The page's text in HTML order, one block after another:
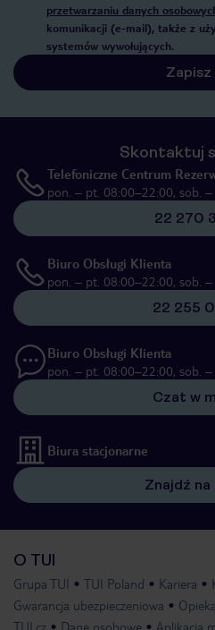
przetwarzaniu danych
komunikacji (e-mail), także z
systemów wywołujących.
Zapisz
Skontaktuj
Telefoniczne Centrum
pon. – pt. 08:00–22:00, sob.
22 270
Biuro Obsługi Klienta
pon. – pt. 08:00–22:00, sob.
22 255
Biuro Obsługi Klienta
pon. – pt. 08:00–22:00, sob.
Czat w
Biura stacjonarne
Znajdź na
O TUI
Grupa TUI TUI Poland Kariera
Gwarancja ubezpieczeniowa
TUI.cz
Dane osobowe Aplikacja